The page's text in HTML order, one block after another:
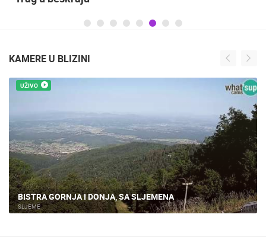
KAMERE U BLIZINI
UŽIVO
BISTRA GORNJA I DONJA, SA SLJEMENA
SLJEME